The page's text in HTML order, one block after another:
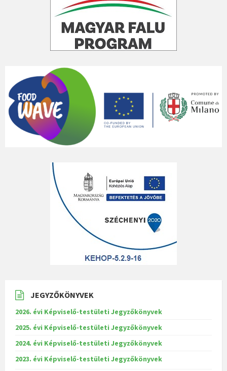
JEGYZŐKÖNYVEK
2026. évi Képviselő-testületi Jegyzőkönyvek
2025. évi Képviselő-testületi Jegyzőkönyvek
2024. évi Képviselő-testületi Jegyzőkönyvek
2023. évi Képviselő-testületi Jegyzőkönyvek